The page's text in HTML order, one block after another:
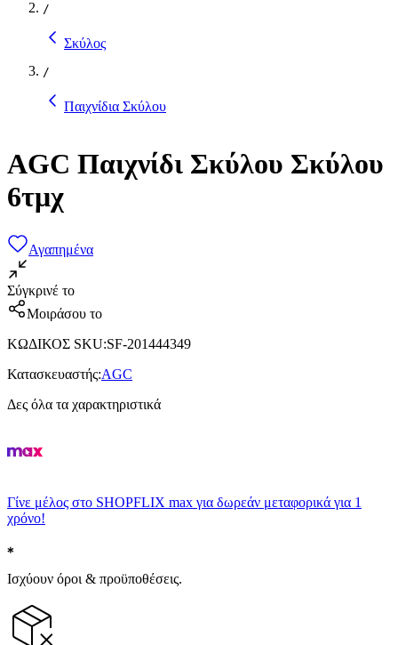
/
Σκύλος
/
Παιχνίδια Σκύλου
AGC Παιχνίδι Σκύλου Σκύλου
6τμχ
Αγαπημένα
Σύγκρινέ το
Μοιράσου το
ΚΩΔΙΚΟΣ SKU:SF-201444349
Κατασκευαστής:AGC
Δες όλα τα χαρακτηριστικά
Γίνε μέλος στο SHOPFLIX max για δωρεάν μεταφορικά για 1
χρόνο!
Ισχύουν όροι & προϋποθέσεις.